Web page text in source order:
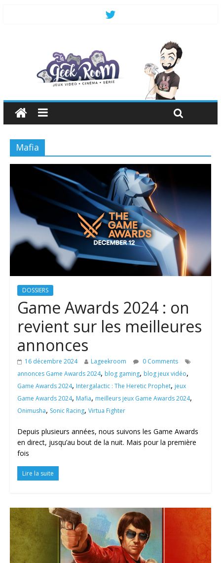
Mafia
DOSSIERS
Game Awards 2024 : on
revient sur les meilleures
annonces
16 décembre 2024 Lageekroom
0 Comments
annonces Game Awards 2024, blog gaming, blog jeux vidéo,
Game Awards 2024, Intergalactic : The Heretic Prophet, jeux
Game Awards 2024, Mafia, meilleurs jeux Game Awards 2024,
Onimusha, Sonic Racing, Virtua Fighter
Depuis plusieurs années, nous suivons les Game Awards
en direct, jusqu’au bout de la nuit. Mais pour la première
fois
Lire la suite